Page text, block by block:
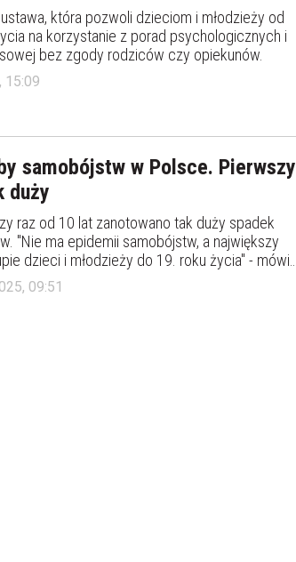
która pozwoli dzieciom i młodzieży od
na korzystanie z porad psychologicznych i
bez zgody rodziców czy opiekunów.
15:09
samobójstw w Polsce. Pierwszy
duży
raz od 10 lat zanotowano tak duży spadek
"Nie ma epidemii samobójstw, a największy
dzieci i młodzieży do 19. roku życia" - mówi
wiceprezeska Polskiego Towarzystwa
09:51